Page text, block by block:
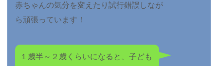
赤ちゃんの気分を変えたり試行錯誤しなが
ら頑張っています！
１歳半～２歳くらいになると、子ども